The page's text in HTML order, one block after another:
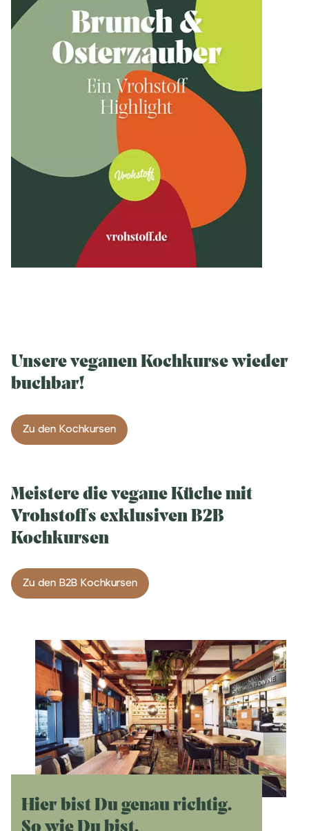
Unsere veganen Kochkurse wieder
buchbar!
Zu den Kochkursen
Meistere die vegane Küche mit
Vrohstoffs exklusiven B2B
Kochkursen
Zu den B2B Kochkursen
Hier bist Du genau richtig.